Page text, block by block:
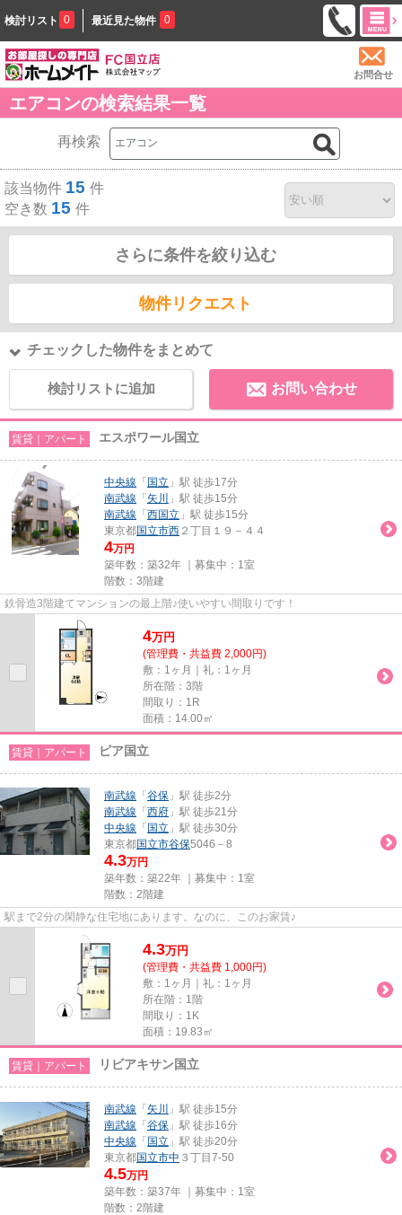
検討リスト 0 最近見た物件 0
お問合せ
エアコンの検索結果一覧
再検索
該当物件 15 件
空き数 15 件
さらに条件を絞り込む
物件リクエスト
チェックした物件をまとめて
検討リストに追加 お問い合わせ
賃貸｜アパート エスポワール国立
中央線 「 国立 」駅 徒歩17分
南武線 「 矢川
」駅 徒歩15分
南武線 「 西国立 」駅 徒歩15分
東京都国立市西 ２丁目１９－４４
4万円
築年数：築32年 ｜募集中： 1室
階数：3階建
鉄骨造3階建てマンションの最上階♪使いやすい間取りです！
4万円
(管理費・共益費 2,000円)
敷：1ヶ月｜礼：1ヶ月
所在階：3階
間取り：1R
面積：14.00㎡
賃貸｜アパート ピア国立
南武線 「 谷保 」駅 徒歩2分
南武線 「 西府 」駅 徒歩21分
中央線 「 国立 」駅 徒歩30分
東京都国立市谷保5046－8
4.3万円
築年数：築22年 ｜募集中： 1室
階数：2階建
駅まで2分の閑静な住宅地にあります。なのに、このお家賃♪
4.3万円
(管理費・共益費 1,000円)
敷：1ヶ月｜礼：1ヶ月
所在階：1階
間取り：1K
面積：19.83㎡
賃貸｜アパート リビアキサン国立
南武線 「 矢川
」駅 徒歩15分
南武線 「 谷保 」駅 徒歩16分
中央線 「 国立 」駅 徒歩20分
東京都国立市中 ３丁目7-50
4.5万円
築年数：築37年 ｜募集中： 1室
階数：2階建